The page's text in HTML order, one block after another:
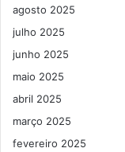
agosto 2025
julho 2025
junho 2025
maio 2025
abril 2025
março 2025
fevereiro 2025